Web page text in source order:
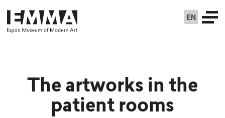
EN
The artworks in the
patient rooms